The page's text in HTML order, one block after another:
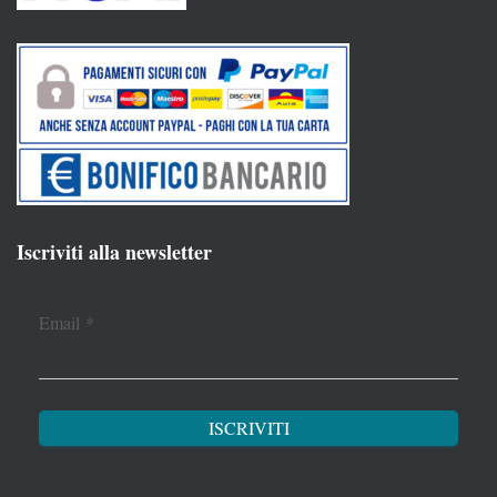
Iscriviti alla newsletter
Email *